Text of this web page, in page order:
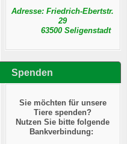
Adresse: Friedrich-Ebertstr.
29
63500 Seligenstadt
Spenden
Sie möchten für unsere
Tiere spenden?
Nutzen Sie bitte folgende
Bankverbindung: